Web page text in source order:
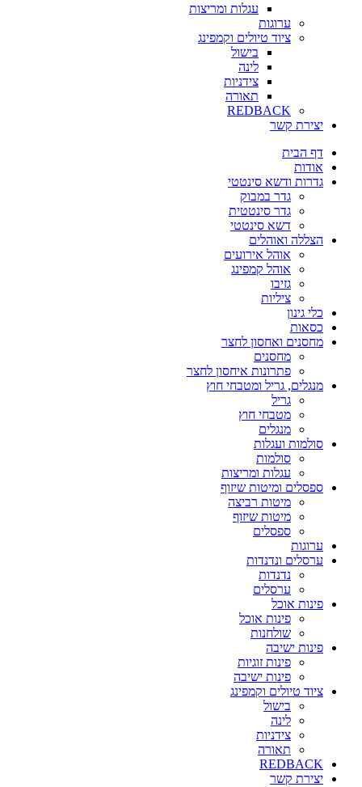
עגלות ומריצות
ערוגות
ציוד טיולים וקמפינג
בישול
לינה
צידניות
תאורה
REDBACK
יצירת קשר
דף הבית
אודות
גדרות ודשא סינטטי
גדר במבוק
גדר סינטטית
דשא סינטטי
הצללה ואוהלים
אוהל אירועים
אוהל קמפינג
גזיבו
ציליות
כלי גינון
כסאות
מחסנים ואחסון לחצר
מחסנים
פתרונות איחסון לחצר
מנגלים, גריל ומטבחי חוץ
גריל
מטבחי חוץ
מנגלים
סולמות ועגלות
סולמות
עגלות ומריצות
ספסלים ומיטות שיזוף
מיטות רביצה
מיטות שיזוף
ספסלים
ערוגות
ערסלים ונדנדות
נדנדות
ערסלים
פינות אוכל
פינות אוכל
שולחנות
פינות ישיבה
פינות זוגיות
פינות ישיבה
ציוד טיולים וקמפינג
בישול
לינה
צידניות
תאורה
REDBACK
יצירת קשר